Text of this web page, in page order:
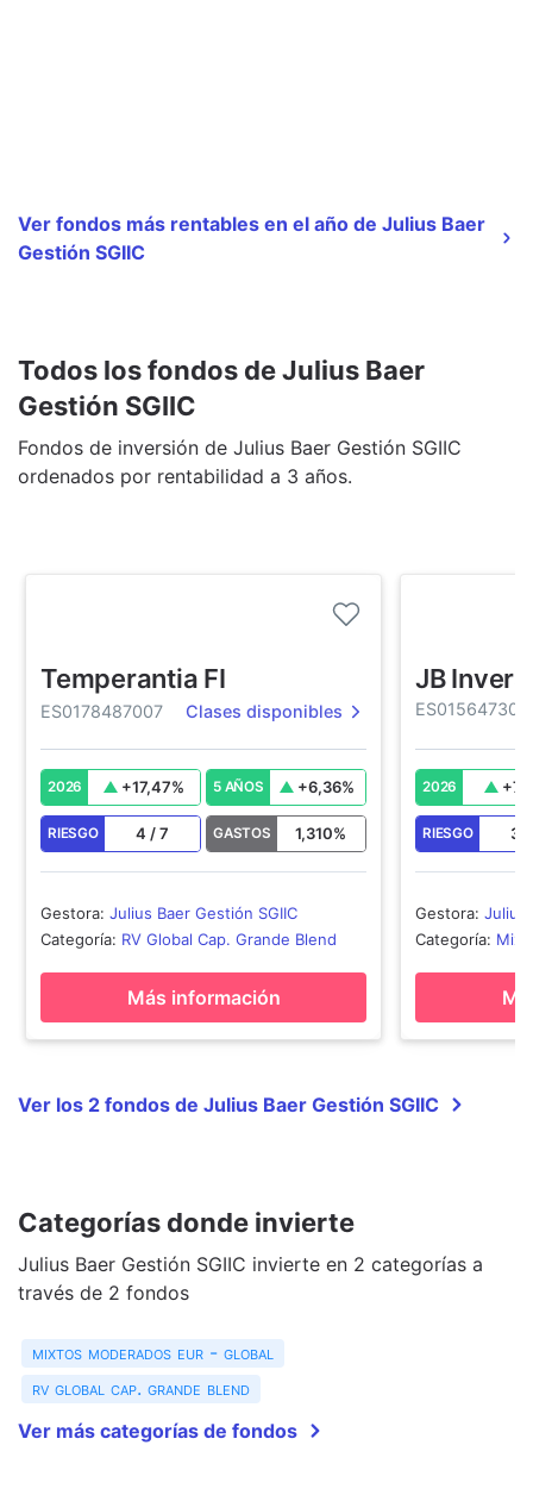
Ver fondos más rentables en el año de Julius Baer
Gestión SGIIC
Todos los fondos de Julius Baer
Gestión SGIIC
Fondos de inversión de Julius Baer Gestión SGIIC
ordenados por rentabilidad a 3 años.
Temperantia FI
ES0178487007 Clases disponibles
2026 +17,47% 5 AÑOS +6,36%
RIESGO 4 /7 GASTOS 1,310%
Gestora: Julius Baer Gestión SGIIC
Categoría: RV Global Cap. Grande Blend
Más información
JB
2026 +
RIESGO 3
Gestora: Julius
Categoría:
Ver los 2 fondos de Julius Baer Gestión SGIIC
Categorías donde invierte
Julius Baer Gestión SGIIC invierte en 2 categorías a
través de 2 fondos
mixtos moderados eur - global
rv global cap. grande blend
Ver más categorías de fondos